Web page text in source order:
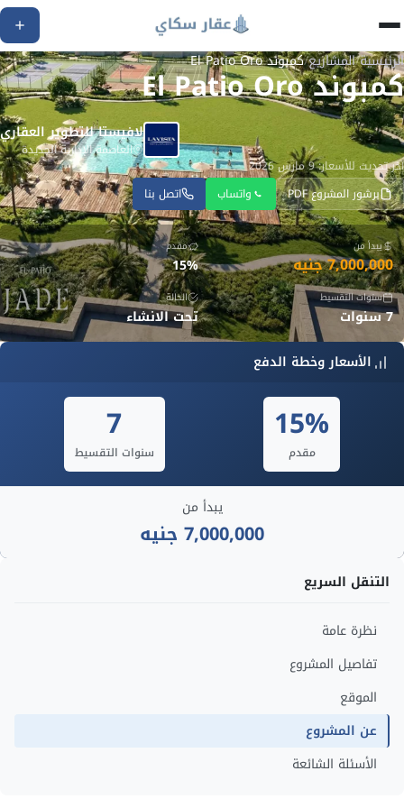
الرئيسية/المشاريع/كمبوند El Patio Oro
كمبوند El Patio Oro
برشور المشروع PDF واتساب اتصل بنا
آخر تحديث للأسعار: 9 مارس 2026
لافيستا للتطوير العقاري
العاصمة الإدارية الجديدة
يبدأ من
7,000,000 جنيه
مقدم
15%
سنوات التقسيط
7 سنوات
الحالة
تحت الانشاء
التنقل السريع
نظرة عامة
تفاصيل المشروع
الموقع
عن المشروع
الأسئلة الشائعة
الأسعار وخطة الدفع
15%
مقدم
7
سنوات التقسيط
يبدأ من
7,000,000 جنيه